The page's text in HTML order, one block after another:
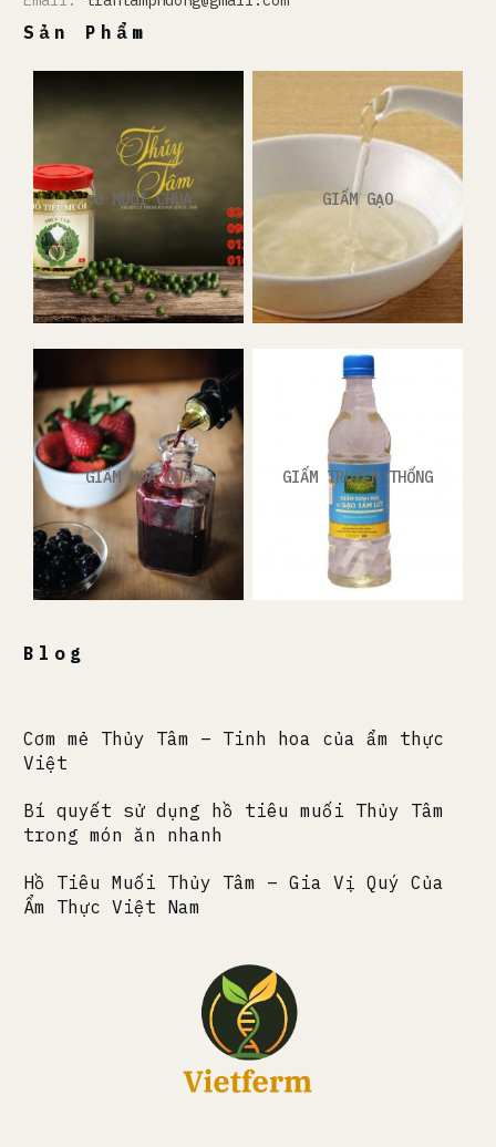
Sản Phẩm
ĐỒ MUỐI CHUA GIẤM GẠO
GIẤM HOA QUẢ GIẤM TRUYỀN THỐNG
Blog
Cơm mẻ Thủy Tâm – Tinh hoa của ẩm thực
Việt
Bí quyết sử dụng hồ tiêu muối Thủy Tâm
trong món ăn nhanh
Hồ Tiêu Muối Thủy Tâm – Gia Vị Quý Của
Ẩm Thực Việt Nam